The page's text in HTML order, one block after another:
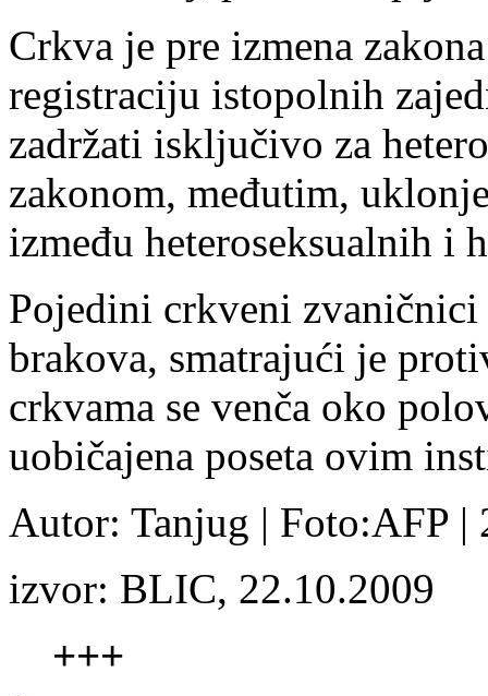
Crkva je pre izmena
registraciju istopolnih
zadržati isključivo za
zakonom, međutim,
između heteroseksualnih i
Pojedini crkveni
brakova, smatrajući je
crkvama se venča oko
uobičajena poseta ovim
Autor: Tanjug | Foto:AFP |
izvor: BLIC, 22.10.2009
+++